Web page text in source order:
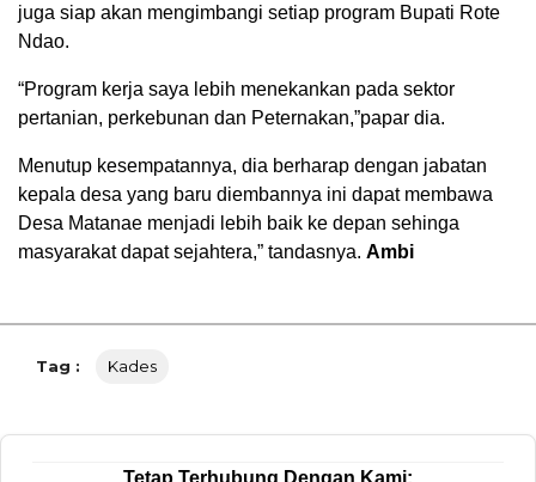
juga siap akan mengimbangi setiap program Bupati Rote
Ndao.
“Program kerja saya lebih menekankan pada sektor
pertanian, perkebunan dan Peternakan,”papar dia.
Menutup kesempatannya, dia berharap dengan jabatan
kepala desa yang baru diembannya ini dapat membawa
Desa Matanae menjadi lebih baik ke depan sehinga
masyarakat dapat sejahtera,” tandasnya. Ambi
Tag : Kades
Tetap Terhubung Dengan Kami: